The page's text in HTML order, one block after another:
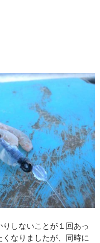
しないことが１回あっ
くなりましたが、同時に